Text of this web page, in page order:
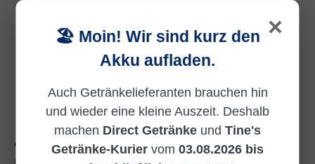
Regulärer Preis:
4,52 €
×
🏖️ Moin! Wir sind kurz den
Akku aufladen.
Auch Getränkelieferanten brauchen hin
und wieder eine kleine Auszeit. Deshalb
machen Direct Getränke und Tine's
Getränke-Kurier vom 03.08.2026 bis